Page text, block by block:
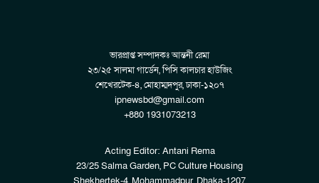
ভারপ্রাপ্ত সম্পাদকঃ আন্তনী রেমা
২৩/২৫ সালমা গার্ডেন, পিসি কালচার হাউজিং
শেখেরটেক-৪, মোহাম্মদপুর, ঢাকা-১২০৭
ipnewsbd@gmail.com
+880 1931073213
Acting Editor: Antani Rema
23/25 Salma Garden, PC Culture Housing